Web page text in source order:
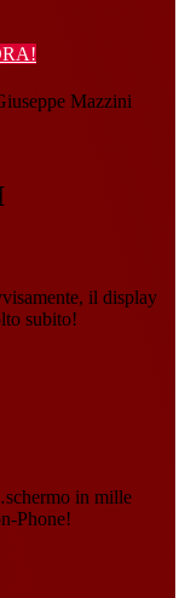
Mazzini
il display
subito!
in mille
Phone!